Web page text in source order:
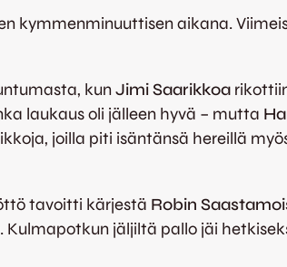
kymmenminuuttisen aikana.
kunJimi Saarikkoa
laukaus oli jälleen hyvä – mutta
joilla piti isäntänsä hereillä
tavoitti kärjestä Robin
jäljiltä pallo jäi